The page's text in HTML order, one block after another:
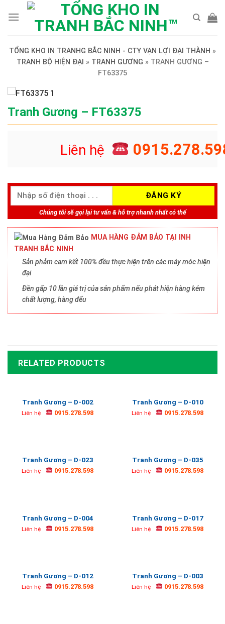
TỔNG KHO IN TRANHG BẮC NINH - CTY VẠN LỢI ĐẠI THÀNH »
TRANH BỘ HIỆN ĐẠI » TRANH GƯƠNG » TRANH GƯƠNG –
FT63375
Tranh Gương – FT63375
Liên hệ
Chúng tôi sẽ gọi lại tư vấn & hỗ trợ nhanh nhất có thể
MUA HÀNG ĐẢM BẢO TẠI INH
TRANH BẮC NINH
Sản phảm cam kết 100% đều thực hiện trên các máy móc hiện
đại
Đền gấp 10 lần giá trị của sản phẩm nếu phát hiện hàng kém
chất lượng, hàng đểu
RELATED PRODUCTS
Tranh Gương – D-002
Liên hệ 0915.278.598
Tranh Gương – D-010
Liên hệ 0915.278.598
Tranh Gương – D-023
Liên hệ 0915.278.598
Tranh Gương – D-035
Liên hệ 0915.278.598
Tranh Gương – D-004
Liên hệ 0915.278.598
Tranh Gương – D-017
Liên hệ 0915.278.598
Tranh Gương – D-012
Liên hệ 0915.278.598
Tranh Gương – D-003
Liên hệ 0915.278.598